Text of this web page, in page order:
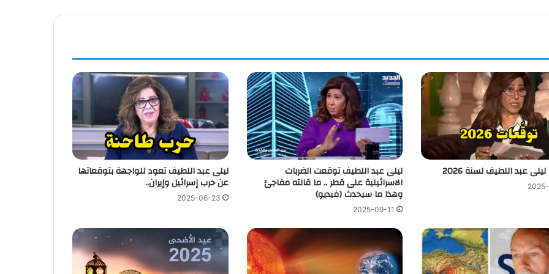
عبد اللطيف لسنة 2026 ليلى عبد اللطيف توقعت الضربات
الاسرائيلية على قطر .. ما قالته مفاجئ
وهذا ما سيحدث (فيديو)
2025-09-11
ليلى عبد اللطيف تعود للواجهة بتوقعاتها
عن حرب إسرائيل وإيران..
2025-06-23